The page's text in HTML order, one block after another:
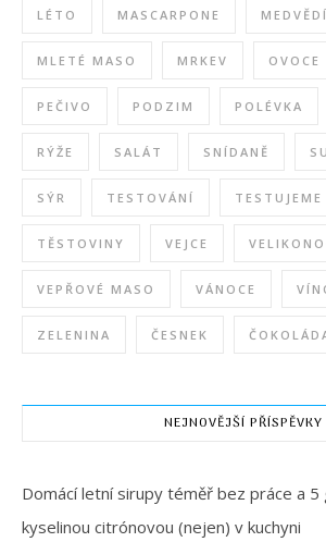
LÉTO MASCARPONE
MLETÉ MASO MRKEV OVOCE
PEČIVO PODZIM POLÉVKA
RÝŽE SALÁT SNÍDANĚ
SÝR TESTOVÁNÍ TESTUJEME
TĚSTOVINY VEJCE
VEPŘOVÉ MASO VÁNOCE
ZELENINA ČESNEK
NEJNOVĚJŠÍ PŘÍSPĚVKY
Domácí letní sirupy téměř bez práce a 5
kyselinou citrónovou (nejen) v kuchyni